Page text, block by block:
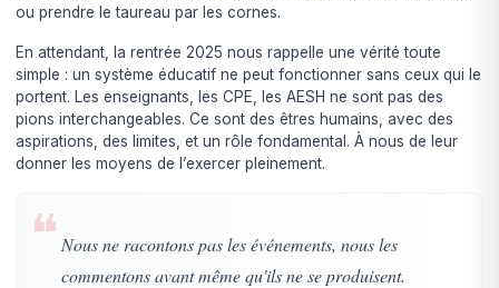
ou prendre le taureau par les cornes.
En attendant, la rentrée 2025 nous rappelle une vérité toute
simple : un système éducatif ne peut fonctionner sans ceux qui le
portent. Les enseignants, les CPE, les AESH ne sont pas des
pions interchangeables. Ce sont des êtres humains, avec des
aspirations, des limites, et un rôle fondamental. À nous de leur
donner les moyens de l’exercer pleinement.
❝ Nous ne racontons pas les événements, nous les
commentons avant même qu'ils ne se produisent.